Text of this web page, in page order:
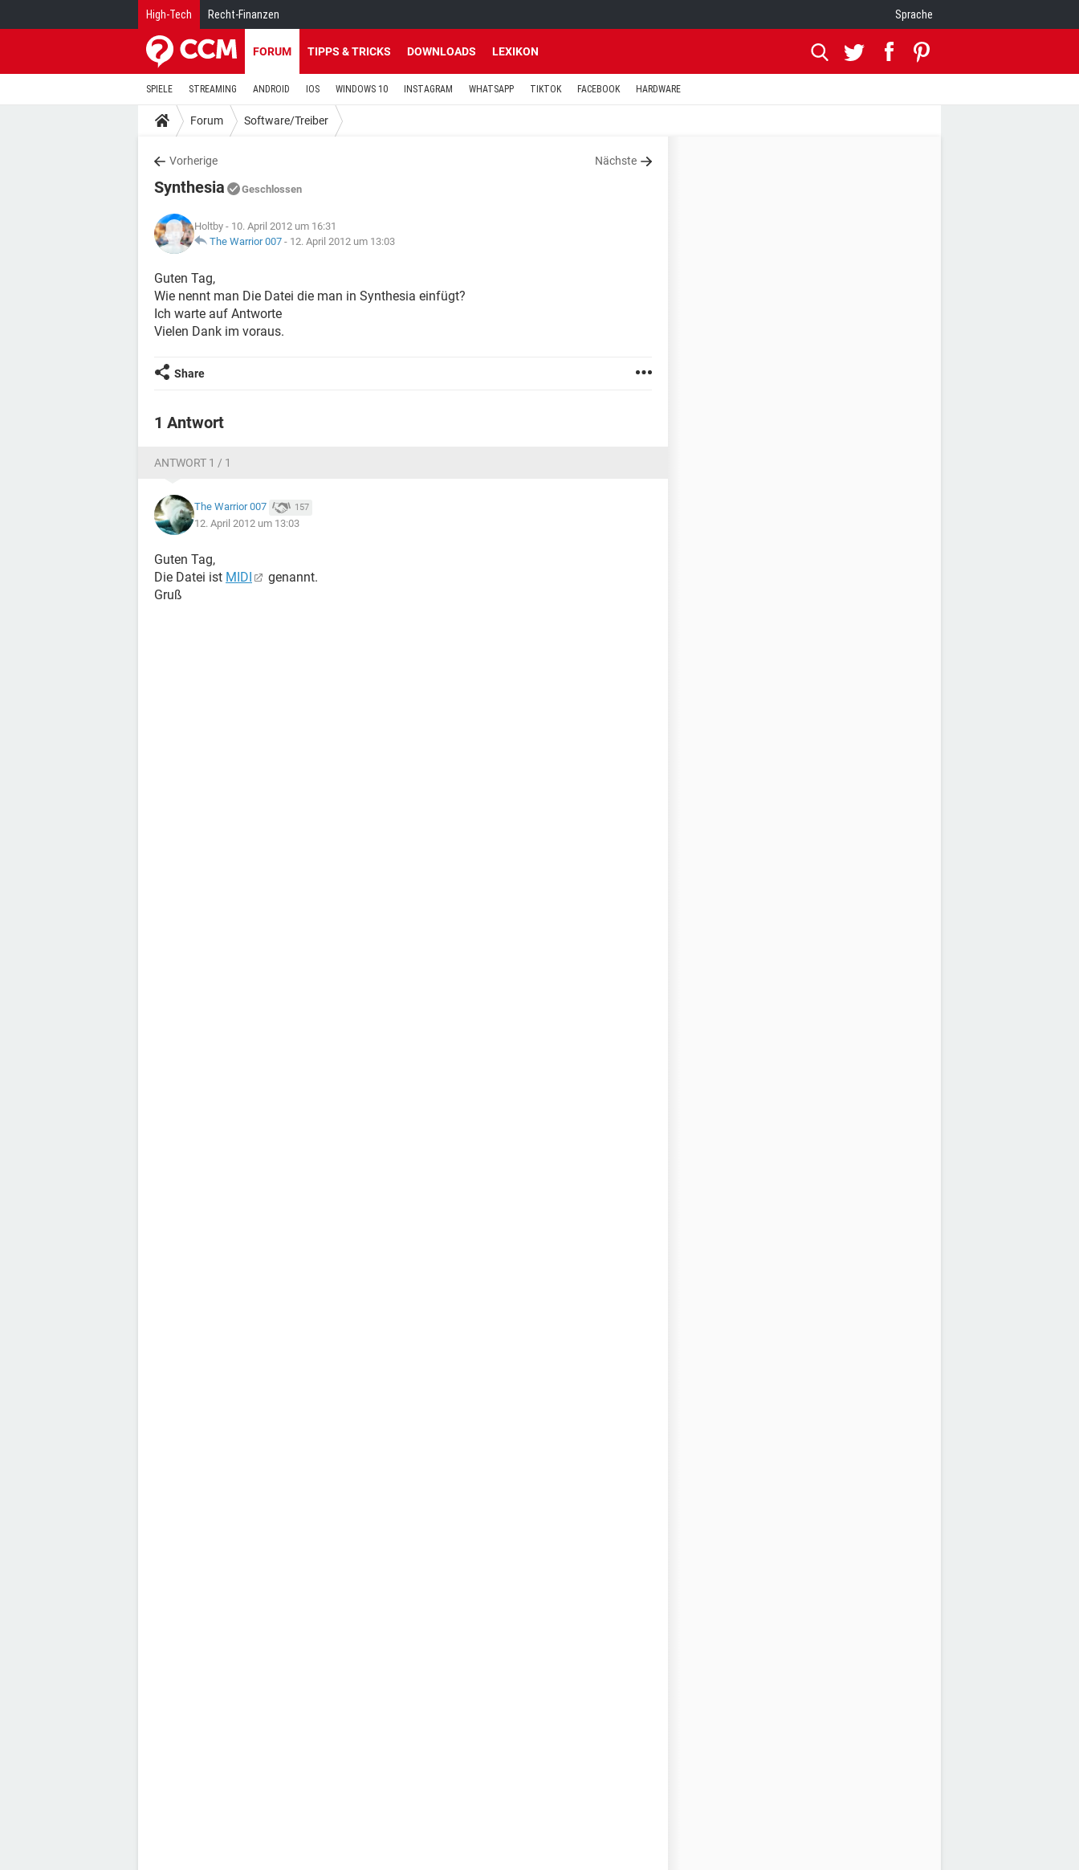
High-Tech Recht-Finanzen Sprache
FORUM TIPPS & TRICKS DOWNLOADS LEXIKON
SPIELE STREAMING ANDROID IOS WINDOWS 10 INSTAGRAM WHATSAPP TIKTOK FACEBOOK HARDWARE
Forum Software/Treiber
Vorherige Nächste
Synthesia Geschlossen
Holtby - 10. April 2012 um 16:31
The Warrior 007 - 12. April 2012 um 13:03
Guten Tag,
Wie nennt man Die Datei die man in Synthesia einfügt?
Ich warte auf Antworte
Vielen Dank im voraus.
Share
1 Antwort
ANTWORT 1 / 1
The Warrior 007 157
12. April 2012 um 13:03
Guten Tag,
Die Datei ist MIDI
genannt.
Gruß